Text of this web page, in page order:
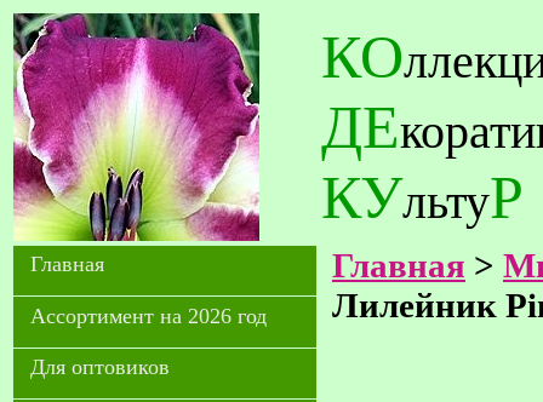
КО
ДЕ
КУльтуР
Главная
Ассортимент на 2026 год
Для оптовиков
Главная >
Лилейник